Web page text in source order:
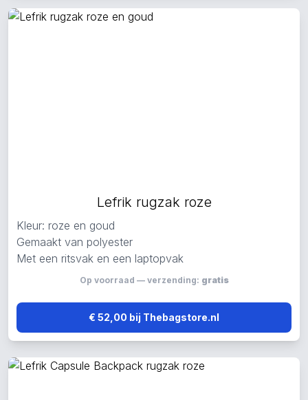
Lefrik rugzak roze
Kleur: roze en goud
Gemaakt van polyester
Met een ritsvak en een laptopvak
Op voorraad — verzending: gratis
€ 52,00 bij Thebagstore.nl